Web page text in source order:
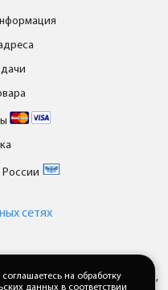
России
сетях
соглашениякаждый раз,
на обработку
данных в соответствии